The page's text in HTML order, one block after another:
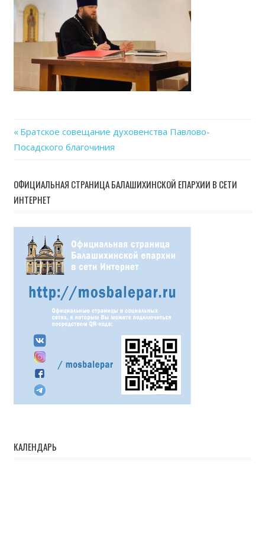
Навигация
записям
Previous
Post:
Братское совещание духовенства Павлово-
Посадского благочиния
ОФИЦИАЛЬНАЯ СТРАНИЦА БАЛАШИХИНСКОЙ ЕПАРХИИ В СЕТИ
ИНТЕРНЕТ
КАЛЕНДАРЬ